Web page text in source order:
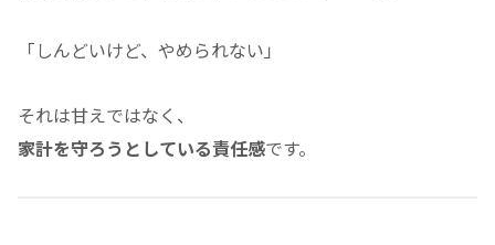
「しんどいけど、やめられない」
それは甘えではなく、
家計を守ろうとしている責任感です。